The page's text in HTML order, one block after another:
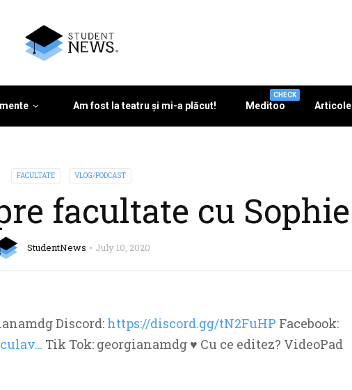
Am fost la teatru și mi-a plăcut! Meditoo
CHECK
Articole
FACULTATE VLOG/PODCAST
facultate cu Sophie
StudentNews July 10, 2020
Discord: https://discord.gg/tN2FuHP Facebook:
Tik Tok: georgianamdg ♥ Cu ce editez? VideoPad